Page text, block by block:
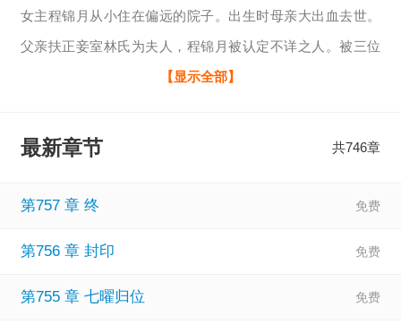
女主程锦月从小住在偏远的院子。出生时母亲大出血去世。
父亲扶正妾室林氏为夫人，程锦月被认定不详之人。被三位
嫡出哥哥嫌弃，哥哥们只宠爱林氏生的庶妹。男主战王不能
免后开起来新的人生。
【显示全部】
最新章节 共746章
第757 章 终
第756 章 封印
第755 章 七曜归位